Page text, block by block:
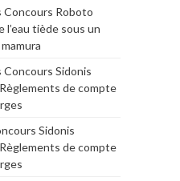
Concours Roboto
l’eau tiède sous un
Concours Sidonis
de compte
Sidonis
de compte